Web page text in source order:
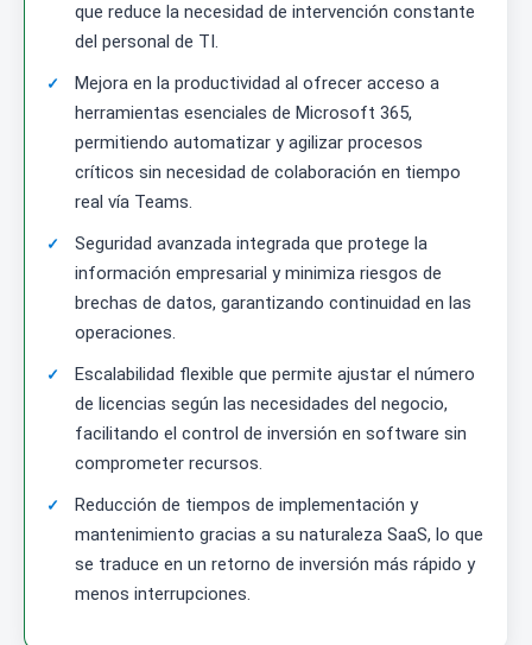
que reduce la necesidad de intervención constante
del personal de TI.
Mejora en la productividad al ofrecer acceso a
herramientas esenciales de Microsoft 365,
permitiendo automatizar y agilizar procesos
críticos sin necesidad de colaboración en tiempo
real vía Teams.
Seguridad avanzada integrada que protege la
información empresarial y minimiza riesgos de
brechas de datos, garantizando continuidad en las
operaciones.
Escalabilidad flexible que permite ajustar el número
de licencias según las necesidades del negocio,
facilitando el control de inversión en software sin
comprometer recursos.
Reducción de tiempos de implementación y
mantenimiento gracias a su naturaleza SaaS, lo que
se traduce en un retorno de inversión más rápido y
menos interrupciones.